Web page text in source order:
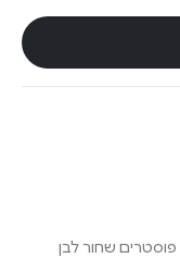
פוסטרים שחור לבן